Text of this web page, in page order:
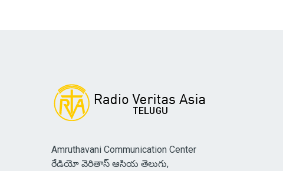
Amruthavani Communication Center
రేడియో వెరితాస్ ఆసియ తెలుగు,